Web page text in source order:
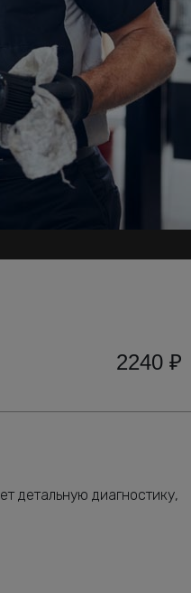
2240 ₽
детальную диагностику,